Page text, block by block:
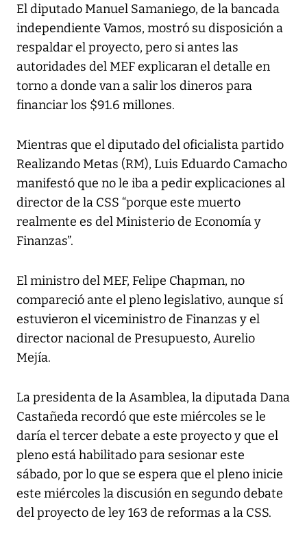
El diputado Manuel Samaniego, de la bancada
independiente Vamos, mostró su disposición a
respaldar el proyecto, pero si antes las
autoridades del MEF explicaran el detalle en
torno a donde van a salir los dineros para
financiar los $91.6 millones.
Mientras que el diputado del oficialista partido
Realizando Metas (RM), Luis Eduardo Camacho
manifestó que no le iba a pedir explicaciones al
director de la CSS “porque este muerto
realmente es del Ministerio de Economía y
Finanzas”.
El ministro del MEF, Felipe Chapman, no
compareció ante el pleno legislativo, aunque sí
estuvieron el viceministro de Finanzas y el
director nacional de Presupuesto, Aurelio
Mejía.
La presidenta de la Asamblea, la diputada Dana
Castañeda recordó que este miércoles se le
daría el tercer debate a este proyecto y que el
pleno está habilitado para sesionar este
sábado, por lo que se espera que el pleno inicie
este miércoles la discusión en segundo debate
del proyecto de ley 163 de reformas a la CSS.